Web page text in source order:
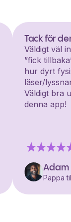
Tack för
Väldigt väl
”fick
hur dyrt
läser/
Väldigt bra
denna app!
Adam
Pappa